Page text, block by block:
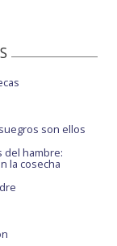
son ellos
del hambre:
la cosecha